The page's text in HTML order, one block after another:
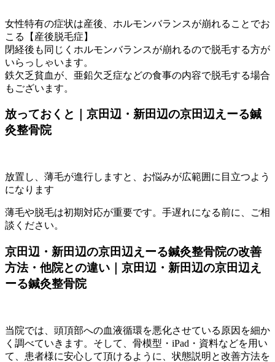
女性特有の症状は産後、ホルモンバランスが崩れることでお
こる【産後脱毛症】
閉経後も同じくホルモンバランスが崩れるので脱毛する方が
いらっしゃいます。
鉄欠乏貧血が、亜鉛欠乏症などの食事の内容で脱毛する場合
もございます。
放っておくと｜京田辺・新田辺の京田辺えーる鍼
灸整骨院
放置し、薄毛が進行しますと、お悩みが広範囲に目立つよう
になります
薄毛や脱毛は初期対応が重要です。手遅れになる前に、ご相
談ください。
京田辺・新田辺の京田辺えーる鍼灸整骨院の改善
方法・他院との違い｜京田辺・新田辺の京田辺え
ーる鍼灸整骨院
当院では、頭頂部への血液循環を悪化させている原因を細か
く調べていきます。そして、骨模型・iPad・資料などを用い
て、患者様に安心して頂けるように、状態説明と改善方法を